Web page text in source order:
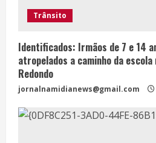
Trânsito
Identificados: Irmãos de 7 e 14
atropelados a caminho da escola
Redondo
jornalnamidianews@gmail.com